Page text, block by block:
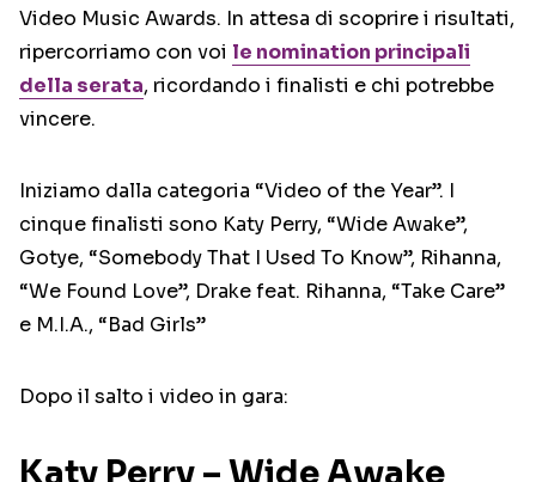
Video Music Awards. In attesa di scoprire i risultati,
ripercorriamo con voi le nomination principali
della serata, ricordando i finalisti e chi potrebbe
vincere.
Iniziamo dalla categoria “Video of the Year”. I
cinque finalisti sono Katy Perry, “Wide Awake”,
Gotye, “Somebody That I Used To Know”, Rihanna,
“We Found Love”, Drake feat. Rihanna, “Take Care”
e M.I.A., “Bad Girls”
Dopo il salto i video in gara:
Katy Perry – Wide Awake